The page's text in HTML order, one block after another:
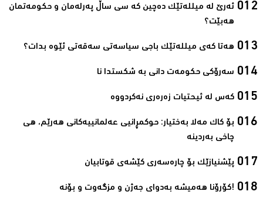
ئەرێ لە میللەتێک دەچین کە سی ساڵ پەرلەمان و حکومەتمان
هەبێت؟‌
هەتا کەی میللەتێک باجی سیاسەتی سەقەتی ئێوە بدات؟‌
سەرۆکی حکومەت دانی بە شکستدا نا‌
کەس لە ئیحتیات زەرەری نەکردووە‌
بۆ کاک مەلا بەختیار: حوکمڕانیی عەلمانییەکانی هەرێم، هی
چاخی بەردینە ‌
پێشنیازێک بۆ چارەسەری کێشەی قوتابیان‌
!کۆرۆنا ھەمیشە بەدوای جەژن و مزگەوت و بۆنە